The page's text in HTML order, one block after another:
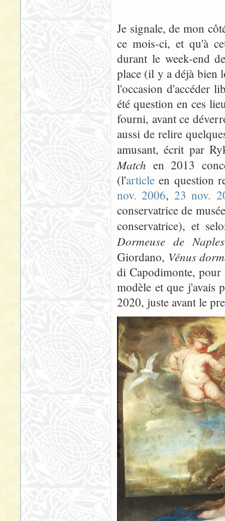
Je signale, de mon
ce mois-ci, et qu'à
durant le week-end
place (il y a déjà bien
l'occasion d'accéder
été question en ces
fourni, avant ce
aussi de relire
amusant, écrit par
Match en 2013
(l'article en question
nov. 2006, 23 nov.
conservatrice de
conservatrice), et
Dormeuse de Naples
Giordano, Vénus
di Capodimonte,
modèle et que j'avais
2020, juste avant le